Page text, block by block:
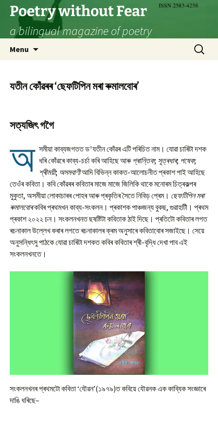
Skip
content
Poetry without Fear
a bilingual magazine of poetry
Menu
Search
for:
যতীন কোঁৱৰৰ ‘ছেফটিপিন মৰা ৰুমালবোৰ’
সত্যজিৎ গগৈ
অ সমীয়া কাব্যজগতত ড০যতীন কোঁৱৰ এটি পৰিচিত নাম। যোৱা চাৰিটা দশক
ধৰি কোঁৱৰে কাব্য-চৰ্চা কৰি আহিছে আৰু প্ৰান্তিক; সূত্ৰধাৰ; পষেক;
শ্ৰীময়ী; অসমবাণীআদি বিভিন্ন কাকত-আলোচনীত প্ৰকাশ পাই আহিছে
তেওঁৰ কবিতা। কবি কোঁৱৰৰ কবিতাৰ মাজে মাজে জিলিকি থাকে মনোৰম চিত্ৰকল্পৰ
মুকুতা, অসমীয়া লোকাচাৰৰ পোহৰ আৰু প্ৰকৃতিৰ সৈতে নিবিড় প্ৰেম। ছেফটিপিন মৰা
ৰুমালবোৰকবিৰ প্ৰথমখন কাব্য-সংকলন। প্ৰকাশক পাঞ্চজন্য বুকছ, গুৱাহাটী। প্ৰথম
প্ৰকাশ ২০২২ চন। সংকলনখনত ছষষ্টিটা কবিতাক ঠাই দিছে। প্ৰতিটো কবিতাৰ লগত
ৰচনাকাল উল্লেখ কৰাৰ লগতে ৰচনাকালৰ ক্ৰম অনুসাৰে কবিতাবোৰ সজাইছে। সেয়ে
অনুসন্ধিৎসু পাঠকে যোৱা চাৰিটা দশকত কবিৰ কবিতাৰ শ্ৰী-বৃদ্ধি দেখা পাব এই
সংকলনখনতে।
সংকলনখনৰ প্ৰথমটো কবিতা ‘যৌৱন’(১৯৭৯)ত কবিয়ে যৌৱনক এক কাব্যিক সংজ্ঞাৰে
দাঙি ধৰিছে–